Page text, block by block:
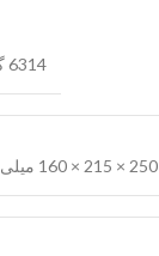
6314 گرم
250 × 215 × 160 میلی‌متر